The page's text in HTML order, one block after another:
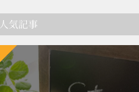
人気記事